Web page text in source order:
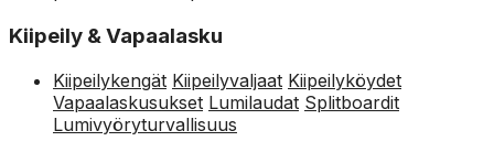
Kiipeily & Vapaalasku
Kiipeilykengät Kiipeilyvaljaat Kiipeilyköydet
Vapaalaskusukset Lumilaudat Splitboardit
Lumivyöryturvallisuus